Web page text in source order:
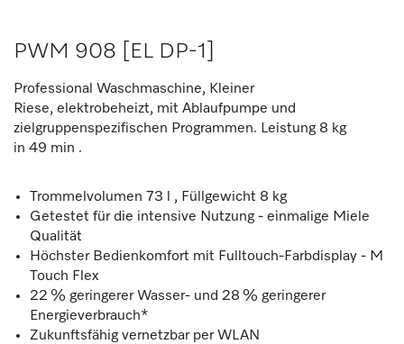
PWM 908 [EL DP-1]
Professional Waschmaschine, Kleiner
Riese, elektrobeheizt, mit Ablaufpumpe und
zielgruppenspezifischen Programmen. Leistung 8 kg
in 49 min .
Trommelvolumen 73 l , Füllgewicht 8 kg
Getestet für die intensive Nutzung - einmalige Miele
Qualität
Höchster Bedienkomfort mit Fulltouch-Farbdisplay - M
Touch Flex
22 % geringerer Wasser- und 28 % geringerer
Energieverbrauch*
Zukunftsfähig vernetzbar per WLAN